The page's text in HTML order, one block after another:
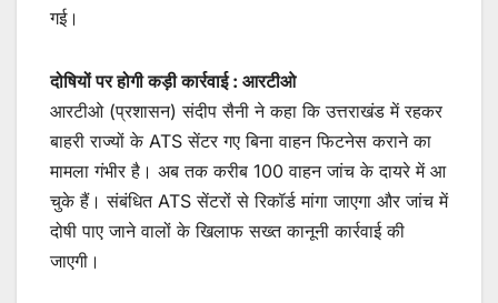
गई।
दोषियों पर होगी कड़ी कार्रवाई : आरटीओ
आरटीओ (प्रशासन) संदीप सैनी ने कहा कि उत्तराखंड में रहकर
बाहरी राज्यों के ATS सेंटर गए बिना वाहन फिटनेस कराने का
मामला गंभीर है। अब तक करीब 100 वाहन जांच के दायरे में आ
चुके हैं। संबंधित ATS सेंटरों से रिकॉर्ड मांगा जाएगा और जांच में
दोषी पाए जाने वालों के खिलाफ सख्त कानूनी कार्रवाई की
जाएगी।